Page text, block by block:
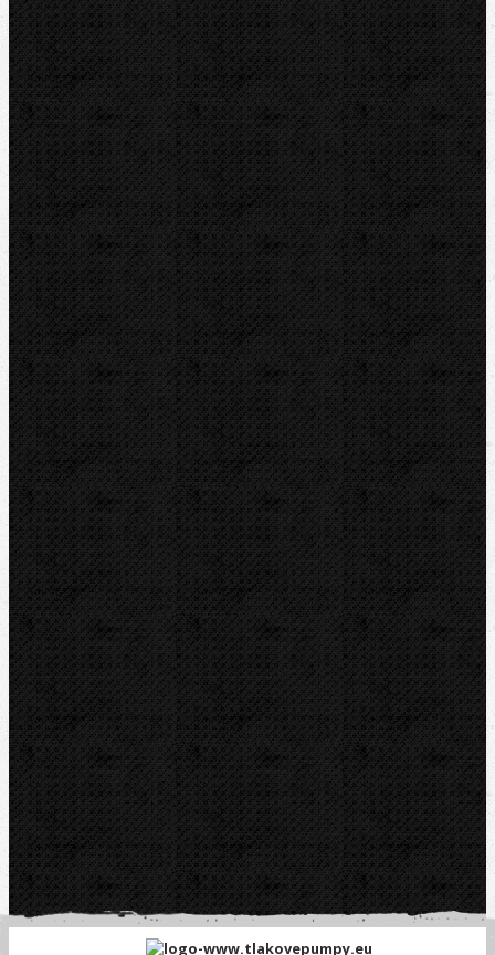
LOXEAL
REED
HEUER
IRWIN
RYOBI
Kontakt
NIPO Tools s.r.o
Lipová 7
CZ-763 26 LUHAČOVICE
Telefon obj.:
602 719 020
Telefon fakt.:
608 719 020
E-mail:
nipo@nipo.cz
Platební brána GOPAY